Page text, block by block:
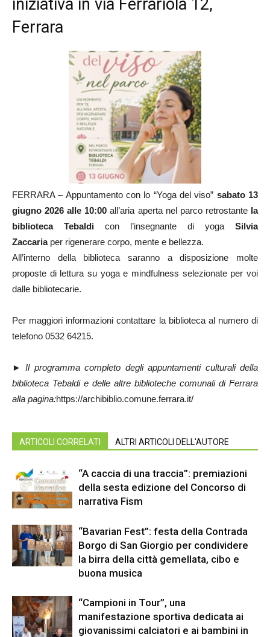
iniziativa in via Ferrariola 12,
Ferrara
FERRARA – Appuntamento con lo “Yoga del viso” sabato 13
giugno 2026 alle 10:00 all’aria aperta nel parco retrostante la
biblioteca Tebaldi con l’insegnante di yoga Silvia
Zaccariaper rigenerare corpo, mente e bellezza.
All’interno della biblioteca saranno a disposizione molte
proposte di lettura su yoga e mindfulness selezionate per voi
dalle bibliotecarie.
Per maggiori informazioni contattare la biblioteca al numero di
telefono 0532 64215.
► Il programma completo degli appuntamenti culturali della
biblioteca Tebaldi e delle altre biblioteche comunali di Ferrara
alla pagina:https://archibiblio.comune.ferrara.it/
ARTICOLI CORRELATI ALTRI ARTICOLI DELL'AUTORE
“A caccia di una traccia”: premiazioni
della sesta edizione del Concorso di
narrativa Fism
“Bavarian Fest”: festa della Contrada
Borgo di San Giorgio per condividere
la birra della città gemellata, cibo e
buona musica
“Campioni in Tour”, una
manifestazione sportiva dedicata ai
giovanissimi calciatori e ai bambini in